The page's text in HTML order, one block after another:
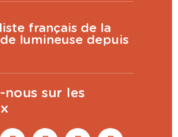
français de la
lumineuse depuis
nous sur les